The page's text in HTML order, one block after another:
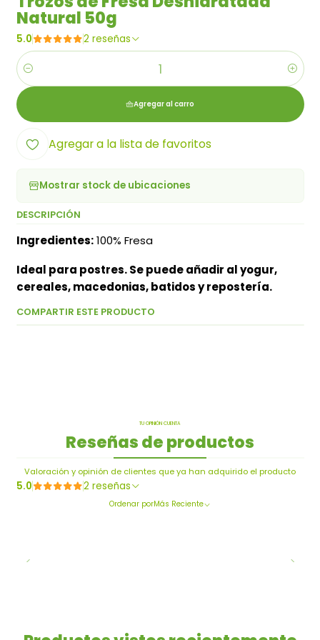
Natural 50g
5.0 2 reseñas
Cantidad
Agregar al carro
Agregar a la lista de favoritos
Mostrar stock de ubicaciones
DESCRIPCIÓN
Ingredientes:100% Fresa
Ideal para postres. Se puede añadir al yogur,
cereales, macedonias, batidos y repostería.
COMPARTIR ESTE PRODUCTO
TU OPINIÓN CUENTA
Reseñas de productos
Valoración y opinión de clientes que ya han adquirido el producto
5.0 2 reseñas
Ordenar porMás Reciente